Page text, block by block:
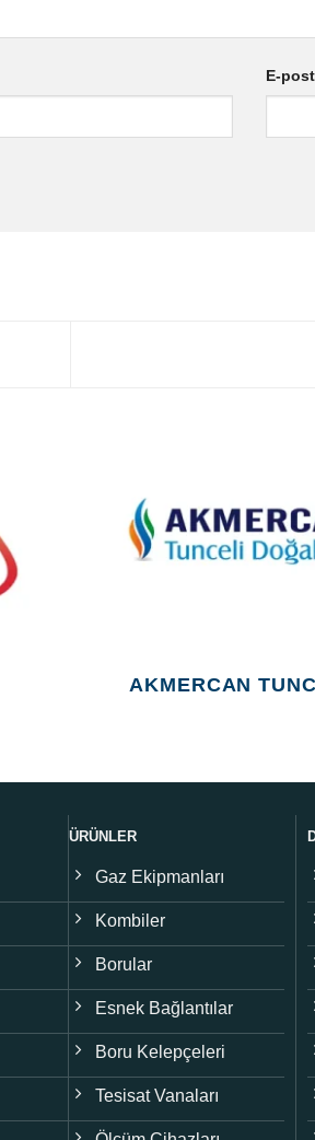
E-
AKMERCAN
ÜRÜNLER
Gaz Ekipmanları
Kombiler
Borular
Esnek Bağlantılar
Boru Kelepçeleri
Tesisat Vanaları